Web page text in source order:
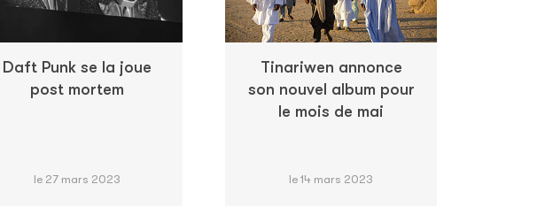
Daft Punk se la joue
post mortem
le 27 mars 2023
Tinariwen annonce
son nouvel album pour
le mois de mai
le 14 mars 2023